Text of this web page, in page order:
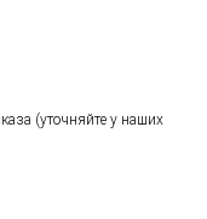
(уточняйте у наших